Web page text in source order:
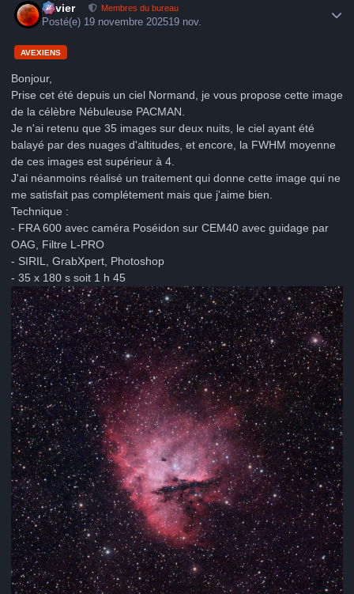
Xavier Membres du bureau
Posté(e) 19 novembre 202519 nov.
AVEXIENS
Bonjour,
Prise cet été depuis un ciel Normand, je vous propose cette image
de la célèbre Nébuleuse PACMAN.
Je n'ai retenu que 35 images sur deux nuits, le ciel ayant été
balayé par des nuages d'altitudes, et encore, la FWHM moyenne
de ces images est supérieur à 4.
J'ai néanmoins réalisé un traitement qui donne cette image qui ne
me satisfait pas complétement mais que j'aime bien.
Technique :
- FRA 600 avec caméra Poséidon sur CEM40 avec guidage par
OAG, Filtre L-PRO
- SIRIL, GrabXpert, Photoshop
- 35 x 180 s soit 1 h 45